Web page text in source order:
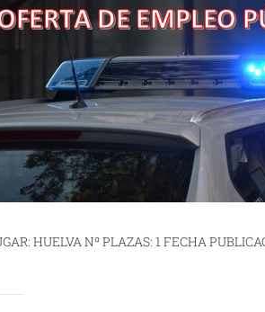
HUELVA Nº PLAZAS: 1 FECHA